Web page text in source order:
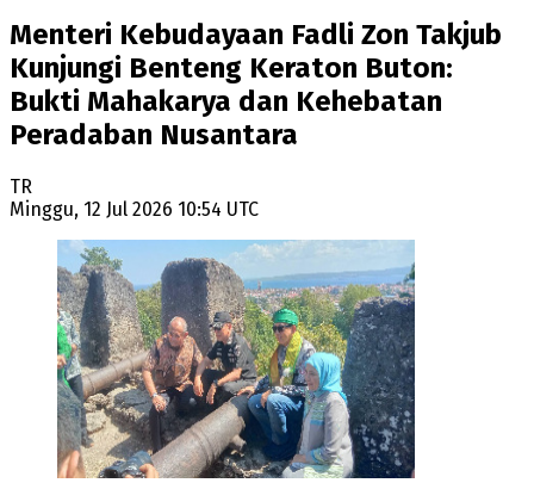
Menteri Kebudayaan Fadli Zon Takjub
Kunjungi Benteng Keraton Buton:
Bukti Mahakarya dan Kehebatan
Peradaban Nusantara
TR
Minggu, 12 Jul 2026 10:54 UTC